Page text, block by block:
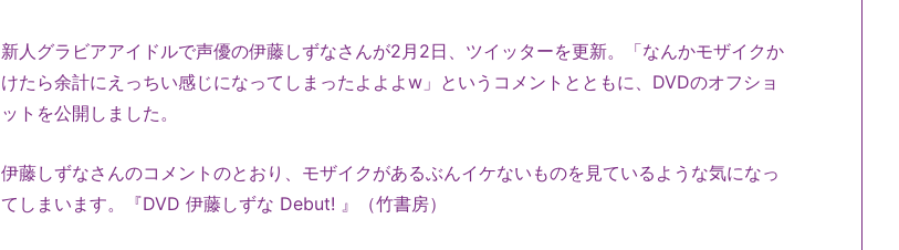
新人グラビアアイドルで声優の伊藤しずなさんが2月2日、ツイッターを更新。「なんかモザイクか
けたら余計にえっちい感じになってしまったよよよw」というコメントとともに、DVDのオフショ
ットを公開しました。
伊藤しずなさんのコメントのとおり、モザイクがあるぶんイケないものを見ているような気になっ
てしまいます。『DVD 伊藤しずな Debut! 』（竹書房）